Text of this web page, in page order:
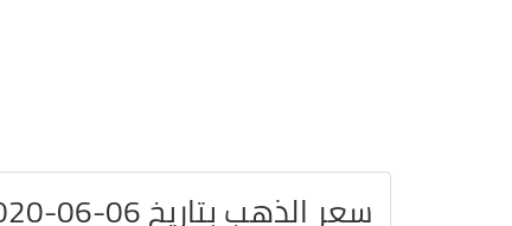
سعر الذهب بتاريخ 06-06-2020 في لبنان بالليرة اللبنانية